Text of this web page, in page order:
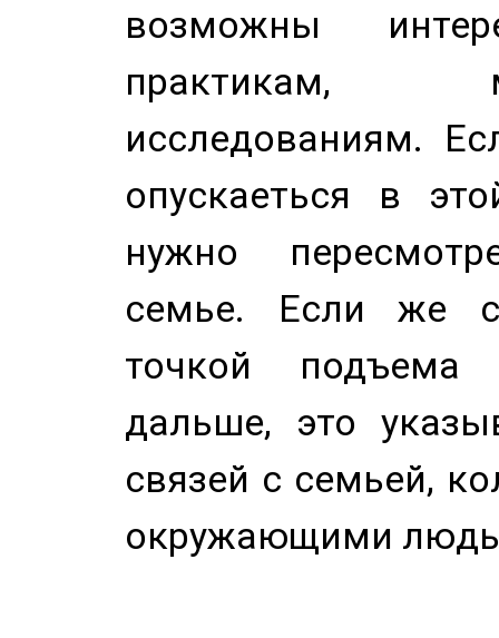
возможны
практикам,
исследованиям.
опускаеться в
нужно
семье. Если же
точкой
дальше, это
связей с семьей,
окружающими